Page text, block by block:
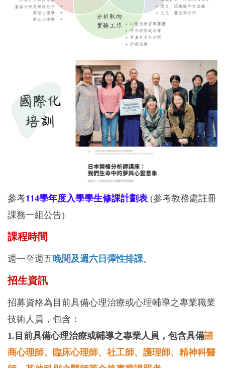
參考114學年度入學學生修課計劃表 (參考教務處註冊
課務一組公告)
課程時間
週一至週五 晚間及週六日彈性排課。
招生資訊
招募資格為目前具備心理治療或心理輔導之專業職業
技術人員，包含：
1. 目前具備心理治療或輔導之專業人員，包含具備諮
商心理師、臨床心理師、社工師、護理師、精神科醫